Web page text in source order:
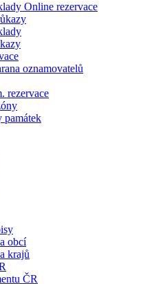
Online rezervace
oznamovatelů
rezervace
památek
obcí
krajů
ČR